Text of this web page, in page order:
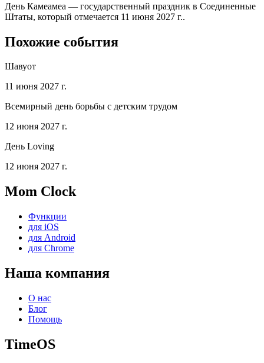
День Камеамеа — государственный праздник в Соединенные
Штаты, который отмечается 11 июня 2027 г..
Похожие события
Шавуот
11 июня 2027 г.
Всемирный день борьбы с детским трудом
12 июня 2027 г.
День Loving
12 июня 2027 г.
Mom Clock
Функции
для iOS
для Android
для Chrome
Наша компания
О нас
Блог
Помощь
TimeOS